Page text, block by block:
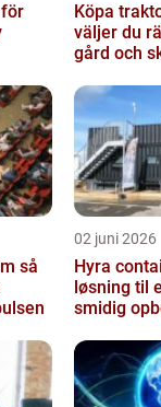
Köpa
väljer du
gård och
02 juni 2026
Hyra container
løsning til
smidig